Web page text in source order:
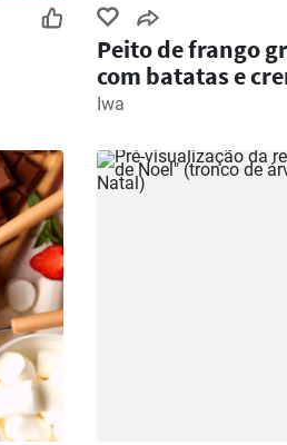
Peito de frango
com batatas e
Iwa